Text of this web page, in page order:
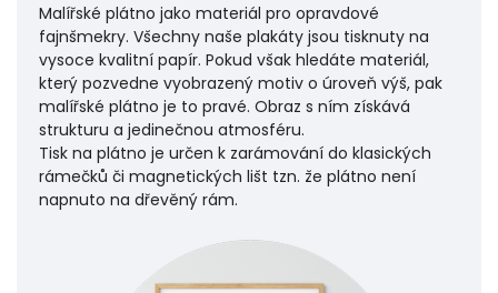
Malířské plátno jako materiál pro opravdové
fajnšmekry. Všechny naše plakáty jsou tisknuty na
vysoce kvalitní papír. Pokud však hledáte materiál,
který pozvedne vyobrazený motiv o úroveň výš, pak
malířské plátno je to pravé. Obraz s ním získává
strukturu a jedinečnou atmosféru.
Tisk na plátno je určen k zarámování do klasických
rámečků či magnetických lišt tzn. že plátno není
napnuto na dřevěný rám.